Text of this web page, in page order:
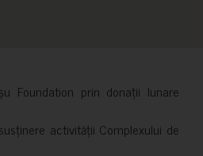
Foundation prin donații lunare
activității Complexului de